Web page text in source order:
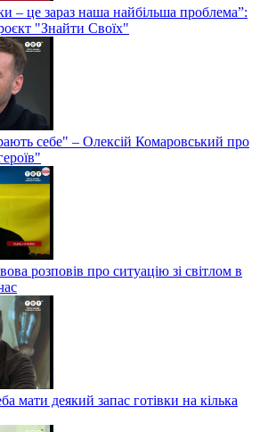
– це зараз наша найбільша проблема”:
"Знайти Своїх"
себе" – Олексій Комаровський про
розповів про ситуацію зі світлом в
мати деякий запас готівки на кілька